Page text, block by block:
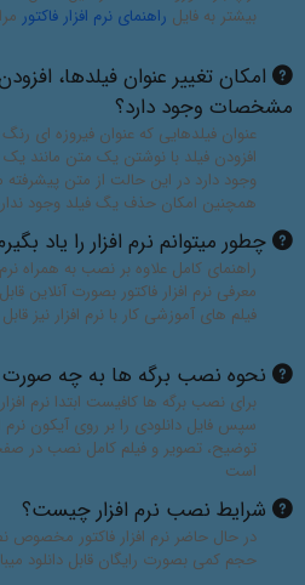
بیشتر به فایل راهنمای نرم افزار فاکتور
امکان تغییر عنوان فیلدها،
مشخصات وجود دارد؟
عنوان فیلدهایی که عنوان فیروزه ای
افزودن فیلد با نوشتن یک متن مانند یک
وجود دارد در این حالت از متن پیشرفته
همچنین امکان حذف یگ فیلد وجود
چطور میتوانم نرم افزار را یاد
راهنمای کامل علاوه بر نصب به همراه
معرفی نرم افزار فاکتور بصورت آنلاین
فیلم های آموزشی کار با نرم افزار نیز
نحوه نصب برگه ها به چه
برای نصب برگه ها کافیست ابتدا نرم
سپس فایل دانلودی را بر روی آیکون نرم
توضیح، تصویر و فیلم کامل نصب در
است
شرایط نصب نرم افزار چیست؟
در حال حاضر نرم افزار فاکتور مخصوص
حجم کمی بصورت رایگان قابل دانلود